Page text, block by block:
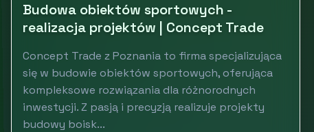
Budowa obiektów sportowych -
realizacja projektów | Concept Trade
Concept Trade z Poznania to firma specjalizująca
się w budowie obiektów sportowych, oferująca
kompleksowe rozwiązania dla różnorodnych
inwestycji. Z pasją i precyzją realizuje projekty
budowy boisk...